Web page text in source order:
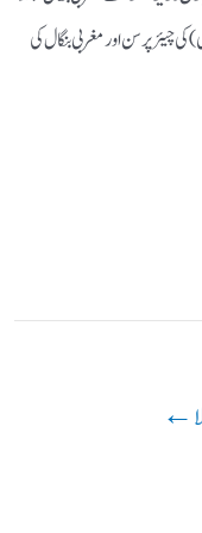
اور مغربی بنگال کی
←